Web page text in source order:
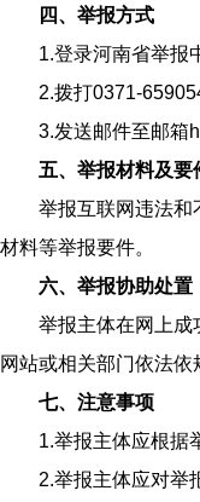
四、举报方式
1.登录河南省举报
2.拨打0371-
3.发送邮件至邮箱
五、举报材料及要
举报互联网违法和
材料等举报要件。
六、举报协助处置
举报主体在网上成
网站或相关部门依法依
七、注意事项
1.举报主体应根据
2.举报主体应对举